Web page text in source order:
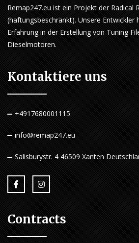
Remap247.eu ist ein Projekt der Radical
(haftungsbeschränkt). Unsere Entwickler
Erfahrung in der Erstellung von Tuning
Dieselmotoren.
Kontaktiere uns
+4917680001115
info@remap247.eu
Salisburystr. 4 46509 Xanten
Contracts